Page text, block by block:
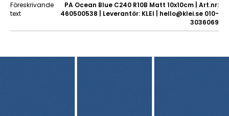
Föreskrivande
text
PA Ocean Blue C240 R10B Matt 10x10cm | Art.nr:
460500538 | Leverantör: KLEI | hello@klei.se 010-
3036069